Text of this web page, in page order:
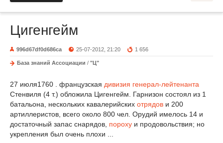
Цигенгейм
996d67df0d686ca 25-07-2012, 21:20 1 656
База знаний Ассоциации / "Ц"
27 июля1760 . французская дивизия генерал-лейтенанта
Стенвиля (4 т.) обложила Цигенгейм. Гарнизон состоял из 1
батальона, нескольких кавалерийских отрядов и 200
артиллеристов, всего около 800 чел. Орудий имелось 14 и
достаточный запас снарядов, пороху и продовольствия; но
укрепления был очень плохи ...